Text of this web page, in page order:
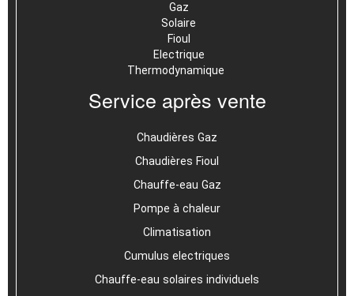
Gaz
Solaire
Fioul
Electrique
Thermodynamique
Service après vente
Chaudières Gaz
Chaudières Fioul
Chauffe-eau Gaz
Pompe à chaleur
Climatisation
Cumulus electriques
Chauffe-eau solaires individuels